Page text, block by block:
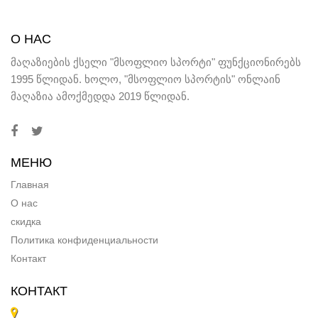
О НАС
მაღაზიების ქსელი "მსოფლიო სპორტი" ფუნქციონირებს
1995 წლიდან. ხოლო, "მსოფლიო სპორტის" ონლაინ
მაღაზია ამოქმედდა 2019 წლიდან.
МЕНЮ
Главная
О нас
скидка
Политика конфиденциальности
Контакт
КОНТАКТ